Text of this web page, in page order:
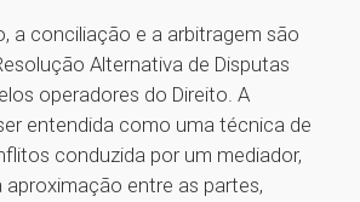
a conciliação e a arbitragem são
Alternativa de Disputas
operadores do Direito. A
entendida como uma técnica de
conduzida por um mediador,
aproximação entre as partes,